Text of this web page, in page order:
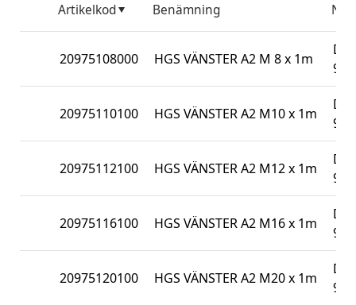
Artikelkod Benämning
20975108000 HGS VÄNSTER A2 M 8 x 1m
DIN
975
20975110100 HGS VÄNSTER A2 M10 x 1m
DIN
975
20975112100 HGS VÄNSTER A2 M12 x 1m
DIN
975
20975116100 HGS VÄNSTER A2 M16 x 1m
DIN
975
20975120100 HGS VÄNSTER A2 M20 x 1m
DIN
975